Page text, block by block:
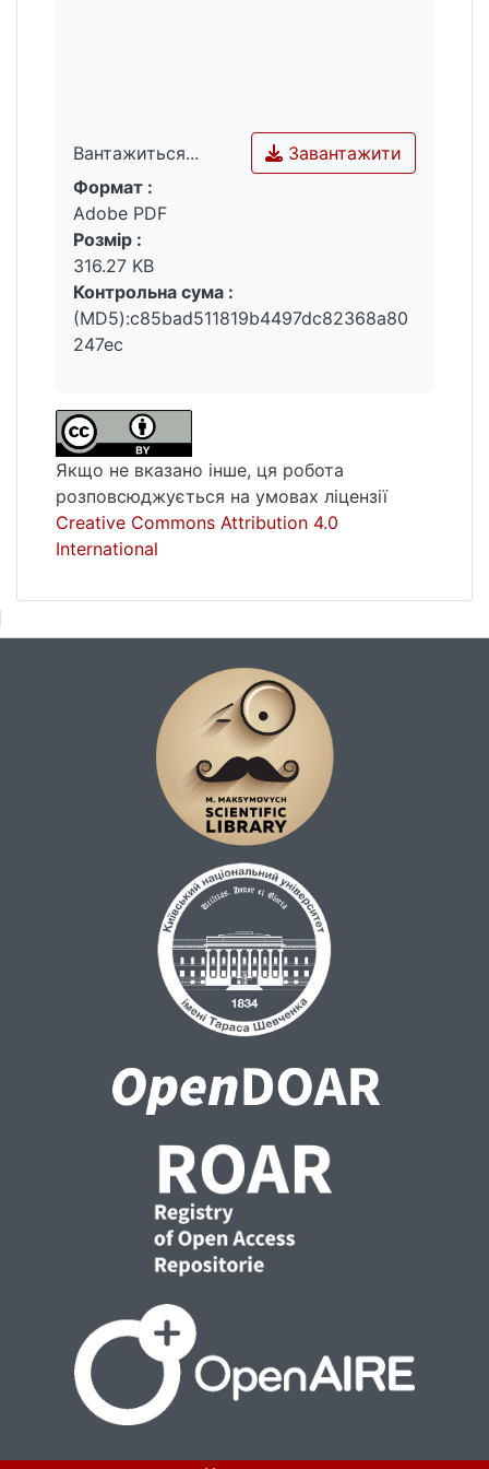
Вантажиться...
Вантажиться...
Завантажити
Формат :
Adobe PDF
Розмір :
316.27 KB
Контрольна сума :
(MD5):c85bad511819b4497dc82368a80
247ec
Якщо не вказано інше, ця робота
розповсюджується на умовах ліцензії
Creative Commons Attribution 4.0
International